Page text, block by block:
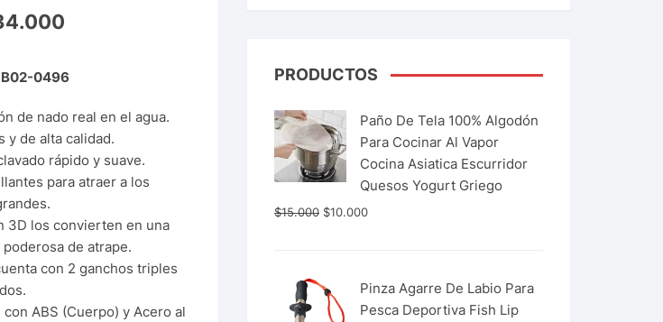
0496
de nado real en el agua.
y de alta calidad.
rápido y suave.
para atraer a los
3D los convierten en una
de atrape.
con 2 ganchos triples
con ABS (Cuerpo) y Acero al
PRODUCTOS
Paño De Tela 100% Algodón
Para Cocinar Al Vapor
Cocina Asiatica Escurridor
Quesos Yogurt Griego
$15.000 $10.000
Pinza Agarre De Labio Para
Pesca Deportiva Fish Lip